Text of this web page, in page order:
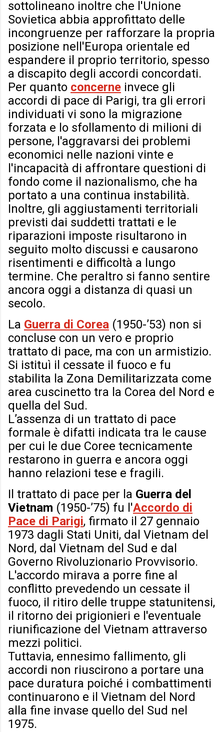
sottolineano inoltre che l'Unione
Sovietica abbia approfittato delle
incongruenze per rafforzare la propria
posizione nell'Europa orientale ed
espandere il proprio territorio, spesso
a discapito degli accordi concordati.
Per quanto concerne invece gli
accordi di pace di Parigi, tra gli errori
individuati vi sono la migrazione
forzata e lo sfollamento di milioni di
persone, l'aggravarsi dei problemi
economici nelle nazioni vinte e
l'incapacità di affrontare questioni di
fondo come il nazionalismo, che ha
portato a una continua instabilità.
Inoltre, gli aggiustamenti territoriali
previsti dai suddetti trattati e le
riparazioni imposte risultarono in
seguito molto discussi e causarono
risentimenti e difficoltà a lungo
termine. Che peraltro si fanno sentire
ancora oggi a distanza di quasi un
secolo.
La Guerra di Corea (1950-’53) non si
concluse con un vero e proprio
trattato di pace, ma con un armistizio.
Si istituì il cessate il fuoco e fu
stabilita la Zona Demilitarizzata come
area cuscinetto tra la Corea del Nord e
quella del Sud.
L’assenza di un trattato di pace
formale è difatti indicata tra le cause
per cui le due Coree tecnicamente
restarono in guerra e ancora oggi
hanno relazioni tese e fragili.
Il trattato di pace per la Guerra del
Vietnam (1950-’75) fu l'Accordo di
Pace di Parigi, firmato il 27 gennaio
1973 dagli Stati Uniti, dal Vietnam del
Nord, dal Vietnam del Sud e dal
Governo Rivoluzionario Provvisorio.
L'accordo mirava a porre fine al
conflitto prevedendo un cessate il
fuoco, il ritiro delle truppe statunitensi,
il ritorno dei prigionieri e l'eventuale
riunificazione del Vietnam attraverso
mezzi politici.
Tuttavia, ennesimo fallimento, gli
accordi non riuscirono a portare una
pace duratura poiché i combattimenti
continuarono e il Vietnam del Nord
alla fine invase quello del Sud nel
1975.